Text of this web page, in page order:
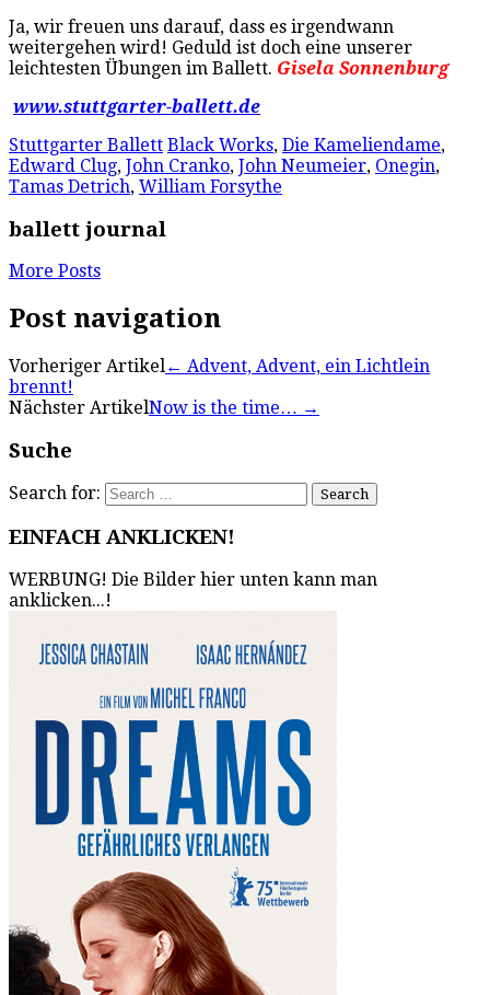
Ja, wir freuen uns darauf, dass es irgendwann
weitergehen wird! Geduld ist doch eine unserer
leichtesten Übungen im Ballett. Gisela Sonnenburg
www.stuttgarter-ballett.de
Stuttgarter Ballett Black Works, Die Kameliendame,
Edward Clug, John Cranko, John Neumeier, Onegin,
Tamas Detrich, William Forsythe
ballett journal
More Posts
Post navigation
Vorheriger Artikel← Advent, Advent, ein Lichtlein
brennt!
Nächster ArtikelNow is the time… →
Suche
Search for:
EINFACH ANKLICKEN!
WERBUNG! Die Bilder hier unten kann man
anklicken...!